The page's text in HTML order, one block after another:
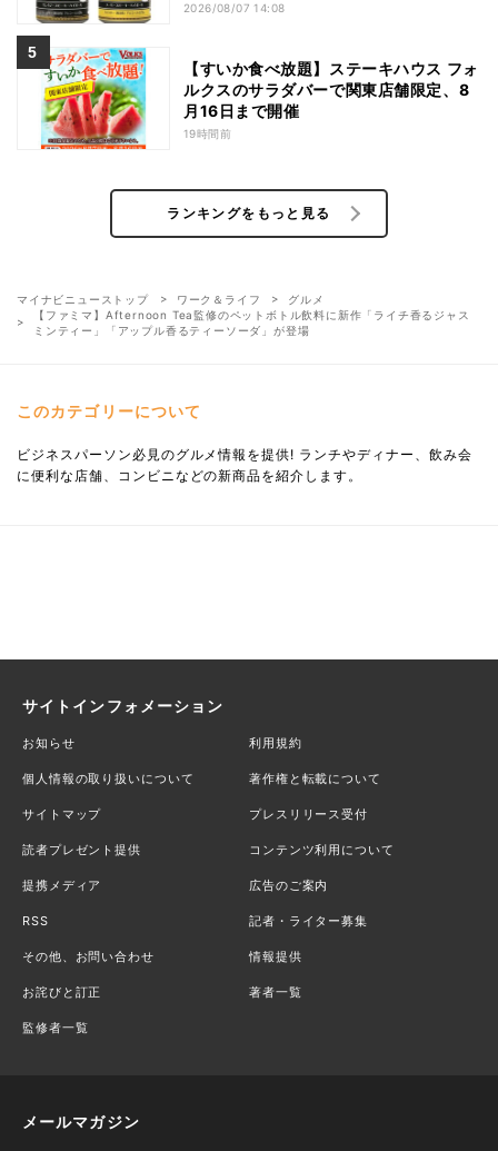
2026/08/07 14:08
【すいか食べ放題】ステーキハウス フォ
ルクスのサラダバーで関東店舗限定、8
月16日まで開催
19時間前
ランキングをもっと見る
マイナビニューストップ ワーク＆ライフ
グルメ
【ファミマ】Afternoon Tea監修のペットボトル飲料に新作「ライチ香るジャス
ミンティー」「アップル香るティーソーダ」が登場
このカテゴリーについて
ビジネスパーソン必見のグルメ情報を提供! ランチやディナー、飲み会
に便利な店舗、コンビニなどの新商品を紹介します。
サイトインフォメーション
お知らせ 利用規約
個人情報の取り扱いについて 著作権と転載について
サイトマップ プレスリリース受付
読者プレゼント提供 コンテンツ利用について
提携メディア 広告のご案内
RSS 記者・ライター募集
その他、お問い合わせ 情報提供
お詫びと訂正 著者一覧
監修者一覧
メールマガジン